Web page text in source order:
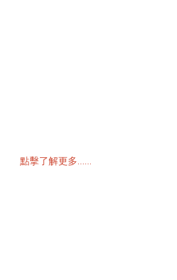
點擊了解更多......